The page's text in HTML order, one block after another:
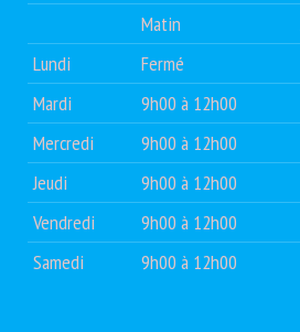
Matin
Lundi
Fermé
Mardi
9h00 à 12h00
Mercredi
9h00 à 12h00
Jeudi
9h00 à 12h00
Vendredi
9h00 à 12h00
Samedi
9h00 à 12h00